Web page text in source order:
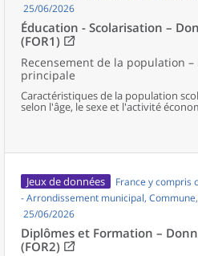
25/06/2026
Éducation - Scolarisation –
(FOR1)
Recensement de la population
principale
Caractéristiques de la population
selon l'âge, le sexe et l'activité
supracommunal pour la France hors
Jeux de données
France y compris
- Arrondissement municipal,
25/06/2026
Diplômes et Formation –
(FOR2)